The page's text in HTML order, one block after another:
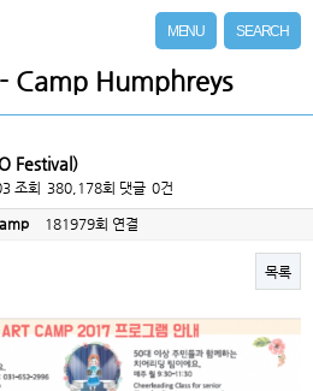
Camp Humphreys
MENU SEARCH
Festival)
조회 380,178회 댓글 0건
181979회 연결
목록